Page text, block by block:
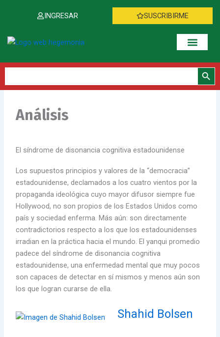
INGRESAR SUSCRIBIRME
Botón de
Análisis
El síndrome de disonancia cognitiva estadounidense
Los supuestos principios y valores de la “democracia”
estadounidense, declamados a los cuatro vientos por la
propaganda ideológica cuyo mayor difusor siempre fue
Hollywood, no son propios de los Estados Unidos como
país y sociedad enferma. Más aún: son directamente
contradictorios respecto a los que los estadounidenses
irradian en la práctica hacia el mundo. El yanqui promedio
padece del síndrome de disonancia cognitiva
estadounidense, una enfermedad mental que muy pocos
son capaces de detectar en sí mismos y menos aún son
los que logran curarse de ella.
Shahid Bolsen